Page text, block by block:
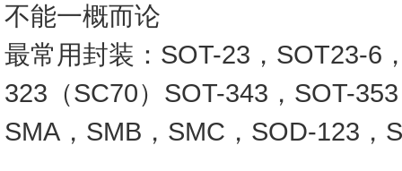
不能一概而论
最常用封装：SOT-23，SOT23-6
323（SC70）SOT-343，SOT-
SMA，SMB，SMC，SOD-123，